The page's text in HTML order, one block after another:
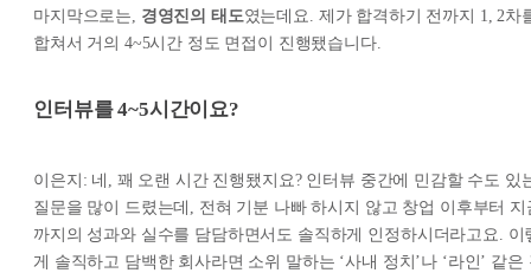
마지막으로는, 경영진의 태도였는데요. 제가 합격하기 전까지 1, 2차
합쳐서 거의 4~5시간 정도 면접이 진행됐습니다.
인터뷰를 4~5시간이요?
이은지: 네, 꽤 오랜 시간 진행됐지요? 인터뷰 중간에 민감할 수도 있
질문을 많이 드렸는데, 전혀 기분 나빠 하시지 않고 창업 이후부터 지
까지의 성과와 실수를 담담하면서도 솔직하게 인정하시더라고요. 이
게 솔직하고 담백한 회사라면 소위 말하는 ‘사내 정치’나 ‘라인’ 같은